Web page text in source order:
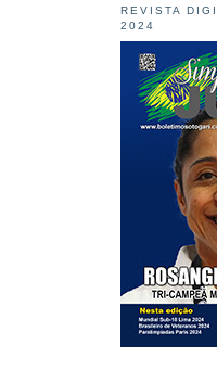
REVISTA
2024